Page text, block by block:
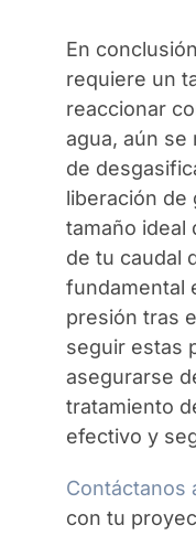
En
requiere un
reaccionar
agua, aún se
de
liberación de
tamaño ideal
de tu caudal
fundamental
presión tras
seguir estas
asegurarse
tratamiento
efectivo y
Contáctanos
con tu